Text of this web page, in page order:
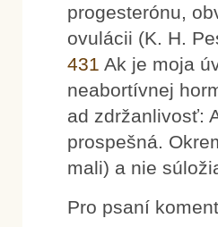
progesterónu,
ovulácii (K. H.
431 Ak je moja
neabortívnej
ad zdržanlivosť:
prospešná.
mali) a nie
Pro psaní